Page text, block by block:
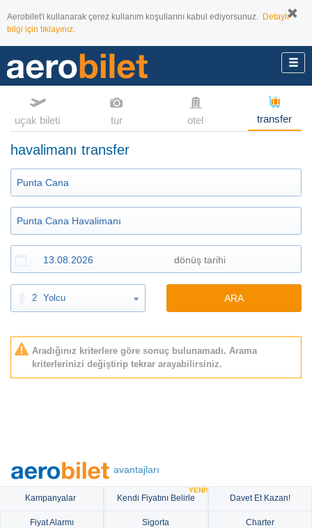
Aerobilet'i kullanarak çerez kullanım koşullarını kabul ediyorsunuz. Detaylı
bilgi için tıklayınız.
uçak bileti tur otel transfer
havalimanı transfer
2 Yolcu ARA
Aradığınız kriterlere göre sonuç bulunamadı. Arama
kriterlerinizi değiştirip tekrar arayabilirsiniz.
avantajları
Kampanyalar Kendi Fiyatını Belirle
YENİ!
Davet Et Kazan!
Fiyat Alarmı Sigorta Charter